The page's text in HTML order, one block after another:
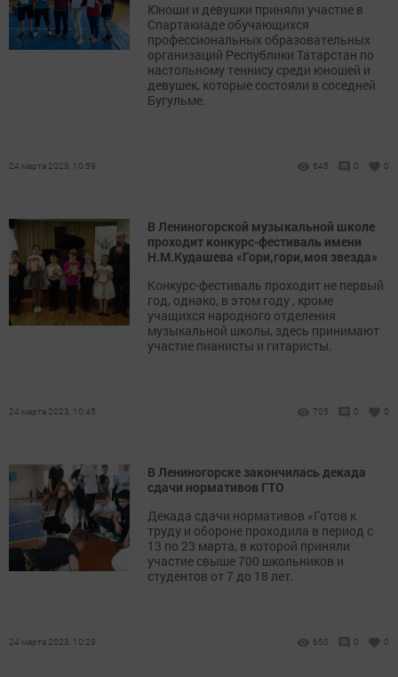
Юноши и девушки приняли участие в
Спартакиаде обучающихся
профессиональных образовательных
организаций Республики Татарстан по
настольному теннису среди юношей и
девушек, которые состояли в соседней
Бугульме.
24 марта 2023, 10:59 645 0 0
В Лениногорской музыкальной школе
проходит конкурс-фестиваль имени
Н.М.Кудашева «Гори,гори,моя звезда»
Конкурс-фестиваль проходит не первый
год, однако, в этом году , кроме
учащихся народного отделения
музыкальной школы, здесь принимают
участие пианисты и гитаристы.
24 марта 2023, 10:45 705 0 0
В Лениногорске закончилась декада
сдачи нормативов ГТО
Декада сдачи нормативов «Готов к
труду и обороне проходила в период с
13 по 23 марта, в которой приняли
участие свыше 700 школьников и
студентов от 7 до 18 лет.
24 марта 2023, 10:29 650 0 0